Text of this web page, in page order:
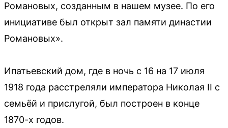
Романовых, созданным в нашем музее. По его
инициативе был открыт зал памяти династии
Романовых».
Ипатьевский дом, где в ночь с 16 на 17 июля
1918 года расстреляли императора Николая II с
семьёй и прислугой, был построен в конце
1870-х годов.